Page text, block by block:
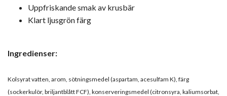
Uppfriskande smak av krusbär
Klart ljusgrön färg
Ingredienser:
Kolsyrat vatten, arom, sötningsmedel (aspartam, acesulfam K), färg
(sockerkulör, briljantblått FCF), konserveringsmedel (citronsyra, kaliumsorbat,